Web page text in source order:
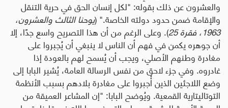
والعشرون عن ذلك بقوله: "لكل إنسان الحق في حرية التنقل
والإقامة ضمن حدود دولته الخاصة." (يوحنا الثالث والعشرون،
1963، فقرة 25 ). وعلى الرغم من أن هذا التصريح واسع جدًا، إلا
أن جوهره يكمن في فهم أن الناس لا ينبغي أن يُجبروا على
مغادرة وطنهم الأصلي، ويجب أن يُسمح لهم بالعودة إذا
غادروه. وفي جزء لاحق من نفس الرسالة العامة، يُشير البابا إلى
وضع اللاجئين الذين أُجبروا على مغادرة بلادهم بسبب الأنظمة
التوتاليتارية القمعية. ويُوضح البابا:
"إن المشاعر العميقة من